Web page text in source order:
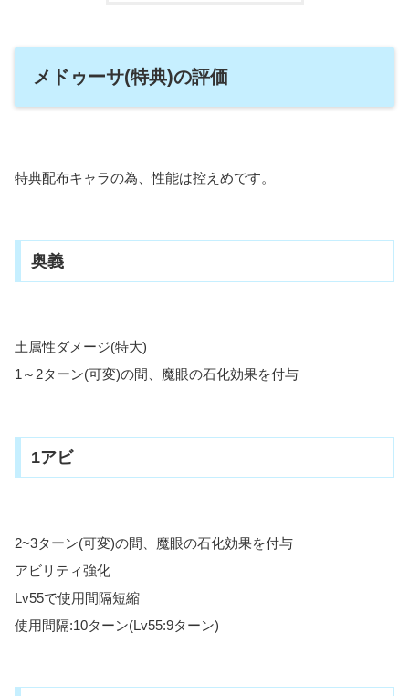
メドゥーサ(特典)の評価
特典配布キャラの為、性能は控えめです。
奥義
土属性ダメージ(特大)
1～2ターン(可変)の間、魔眼の石化効果を付与
1アビ
2~3ターン(可変)の間、魔眼の石化効果を付与
アビリティ強化
Lv55で使用間隔短縮
使用間隔:10ターン(Lv55:9ターン)